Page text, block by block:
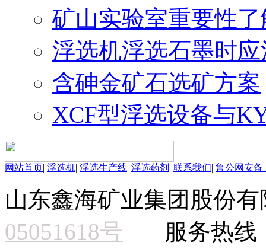
矿山实验室重要性了
浮选机浮选石墨时
含砷金矿石选矿方案
XCF型浮选设备与
网站首页| 浮选机| 浮选生产线| 浮选药剂 | 联系我们| 鲁公网安备
山东鑫海矿业集团股份
05051618号 服务热线